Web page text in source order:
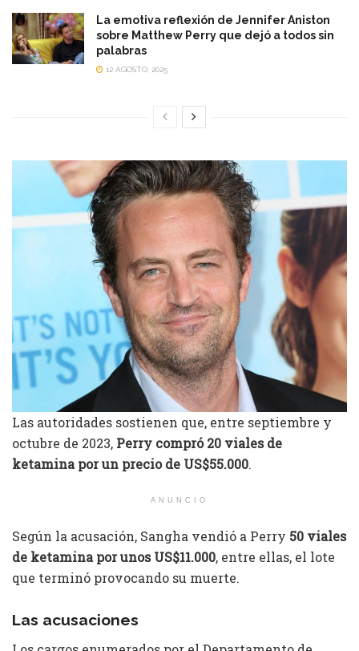
La emotiva reflexión de Jennifer Aniston
sobre Matthew Perry que dejó a todos sin
palabras
12 AGOSTO, 2025
Las autoridades sostienen que, entre septiembre y
octubre de 2023, Perry compró 20 viales de
ketamina por un precio de US$55.000.
ANUNCIO
Según la acusación, Sangha vendió a Perry 50 viales
de ketamina por unos US$11.000, entre ellas, el lote
que terminó provocando su muerte.
Las acusaciones